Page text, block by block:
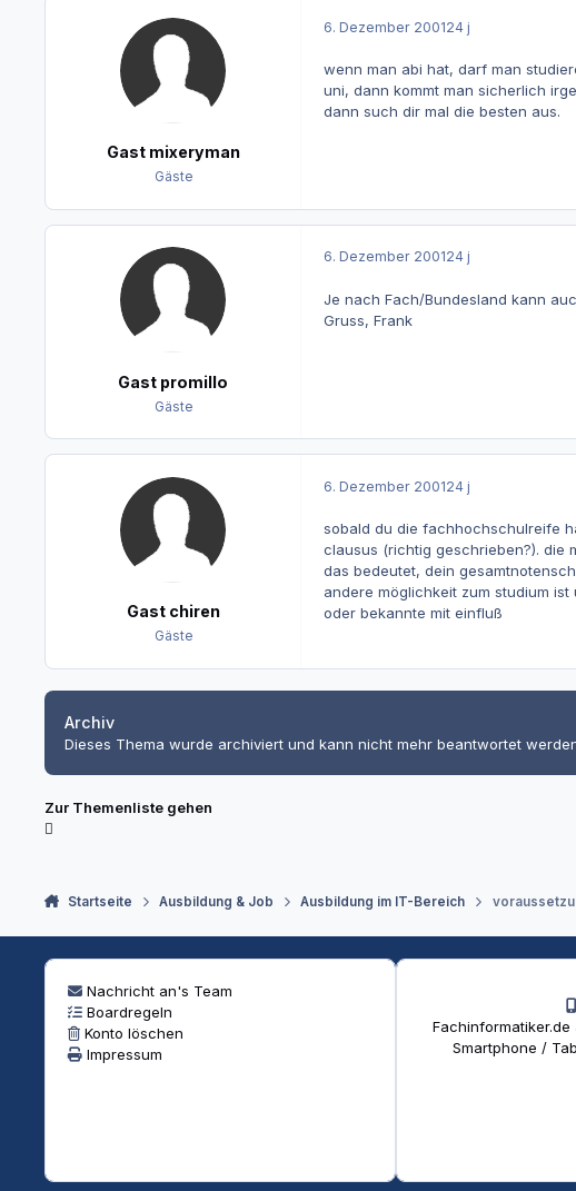
Gast mixeryman
Gäste
6. Dezember 200124 j
wenn man abi hat, darf man
uni, dann kommt man sicherlich
dann such dir mal die besten aus.
Gast promillo
Gäste
6. Dezember 200124 j
Je nach Fach/Bundesland kann
Gruss, Frank
Gast chiren
Gäste
6. Dezember 200124 j
sobald du die fachhochschulreife
clausus (richtig geschrieben?). die
das bedeutet, dein
andere möglichkeit zum studium ist
oder bekannte mit einfluß
Archiv
Dieses Thema wurde archiviert und kann nicht mehr beantwortet
Zur Themenliste gehen
Startseite Ausbildung & Job Ausbildung im IT-Bereich
Nachricht an's Team
Boardregeln
Konto löschen
Impressum
Fachinformatiker.de
Smartphone /